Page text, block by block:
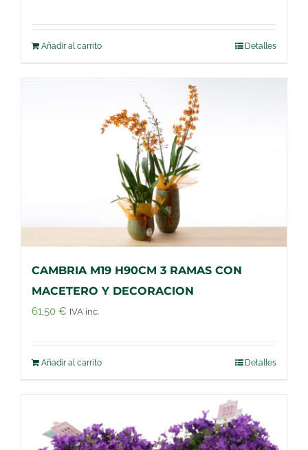
Añadir al carrito Detalles
CAMBRIA M19 H90CM 3 RAMAS CON
MACETERO Y DECORACION
61,50 € IVA inc.
Añadir al carrito Detalles